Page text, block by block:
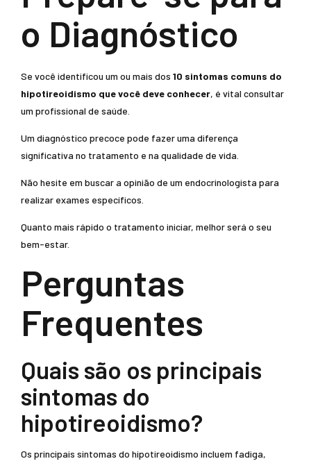
o Diagnóstico
Se você identificou um ou mais dos 10 sintomas comuns do
hipotireoidismo que você deve conhecer, é vital consultar
um profissional de saúde.
Um diagnóstico precoce pode fazer uma diferença
significativa no tratamento e na qualidade de vida.
Não hesite em buscar a opinião de um endocrinologista para
realizar exames específicos.
Quanto mais rápido o tratamento iniciar, melhor será o seu
bem-estar.
Perguntas
Frequentes
Quais são os principais
sintomas do
hipotireoidismo?
Os principais sintomas do hipotireoidismo incluem fadiga,